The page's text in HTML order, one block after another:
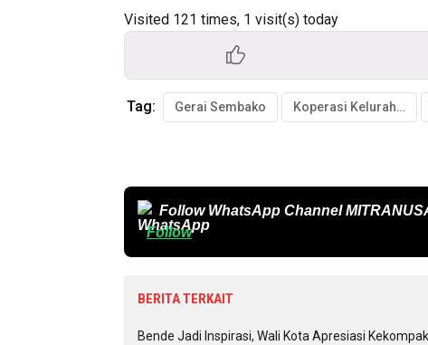
Visited 121 times, 1 visit(s) today
Tag: Gerai Sembako Koperasi Kelurahan Merah Putih
Follow WhatsApp Channel
Follow
BERITA TERKAIT
Bende Jadi Inspirasi, Wali Kota Apresiasi